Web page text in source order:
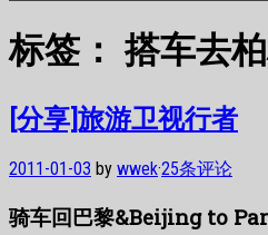
标签：搭车去
[分享]旅游卫视行者
2011-01-03 by wwek·25条评论
骑车回巴黎&Beijing to